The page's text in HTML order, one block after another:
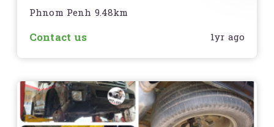
Phnom Penh 9.48km
Contact us 1yr ago